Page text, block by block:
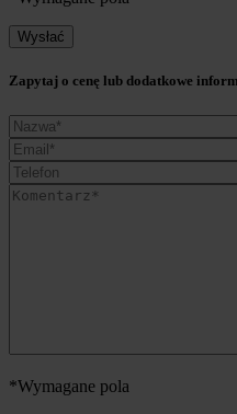
Zapytaj o cenę lub dodatkowe
*Wymagane pola